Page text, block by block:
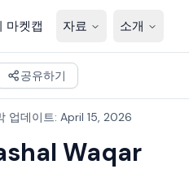
마켓캡 자료 소개
공유하기
업데이트: April 15, 2026
Waqar